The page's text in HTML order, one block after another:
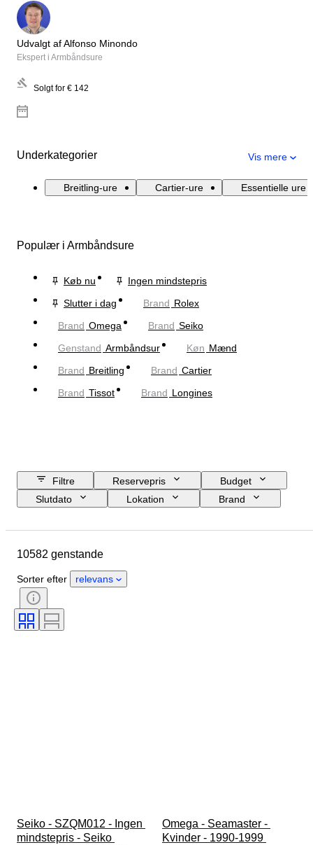
Udvalgt af Alfonso Minondo
Ekspert i Armbåndsure
Solgt for € 142
Underkategorier Vis mere
Breitling-ure Cartier-ure Essentielle ure
Populær i Armbåndsure
Køb nu
Ingen mindstepris
Slutter i dag
Brand Rolex
Brand Omega Brand Seiko
Genstand Armbåndsur Køn Mænd
Brand Breitling Brand Cartier
Brand Tissot Brand Longines
Filtre Reservepris
Budget
Slutdato
Lokation
Brand
Oprindelsesland
Tilstand
Certificering
Sprog
Urremmens materiale
10582 genstande
Sorter efter relevans
Seiko - SZQM012 - Ingen
mindstepris - Seiko
Omega - Seamaster -
Kvinder - 1990-1999